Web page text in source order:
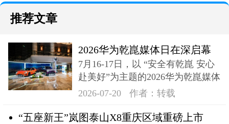
推荐文章
2026华为乾崑媒体日在深启幕
奕境X9登场
7月16-17日，以 “安全有乾崑 安心
赴美好”为主题的2026华为乾崑媒体
日在深成功举办
2026-07-20 作者：转载
“五座新王”岚图泰山X8重庆区域重磅上市